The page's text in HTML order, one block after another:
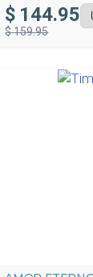
$ 144.95
$ 159.95